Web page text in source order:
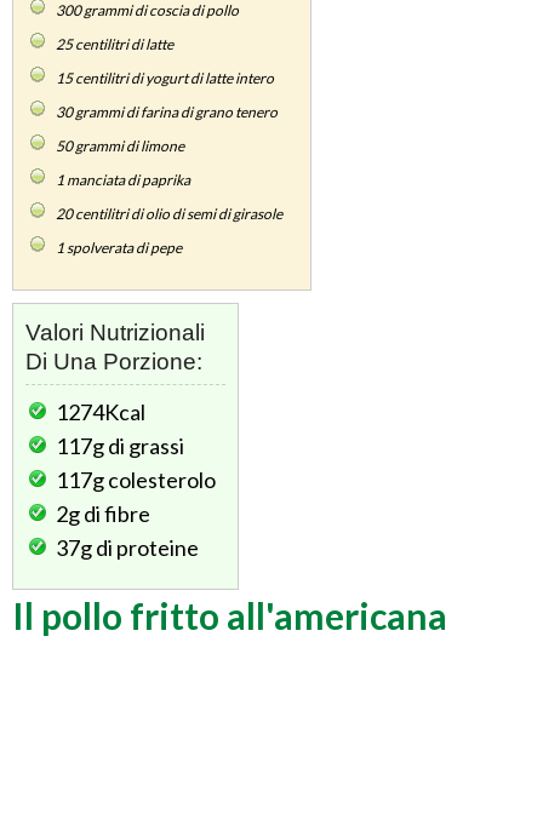
300grammi di coscia di pollo
25centilitri di latte
15centilitri di yogurt di latte intero
30grammi di farina di grano tenero
50grammi di limone
1 manciata di paprika
20centilitri di olio di semi di girasole
1spolverata di pepe
Valori Nutrizionali
Di Una Porzione:
1274Kcal
117gdi grassi
117gcolesterolo
2gdi fibre
37gdi proteine
Il pollo fritto all'americana